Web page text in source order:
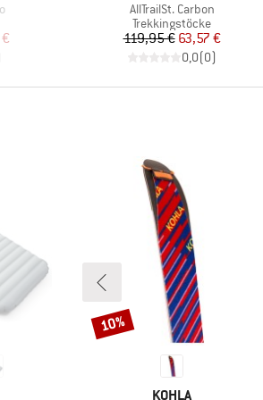
Preis
Artikel
AllTrailSt. Carbon
Produktgruppe
Trekkingstöcke
Preis
119,95 €reduzierter Preis
63,57 €
0,0(0)
MARKE
KOHLA
Rabatt
10%